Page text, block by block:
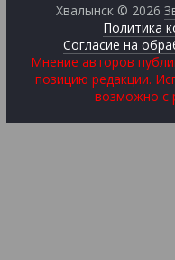
Хвалынск © 2026
Политика
Согласие на
Мнение авторов
позицию редакции.
возможно с